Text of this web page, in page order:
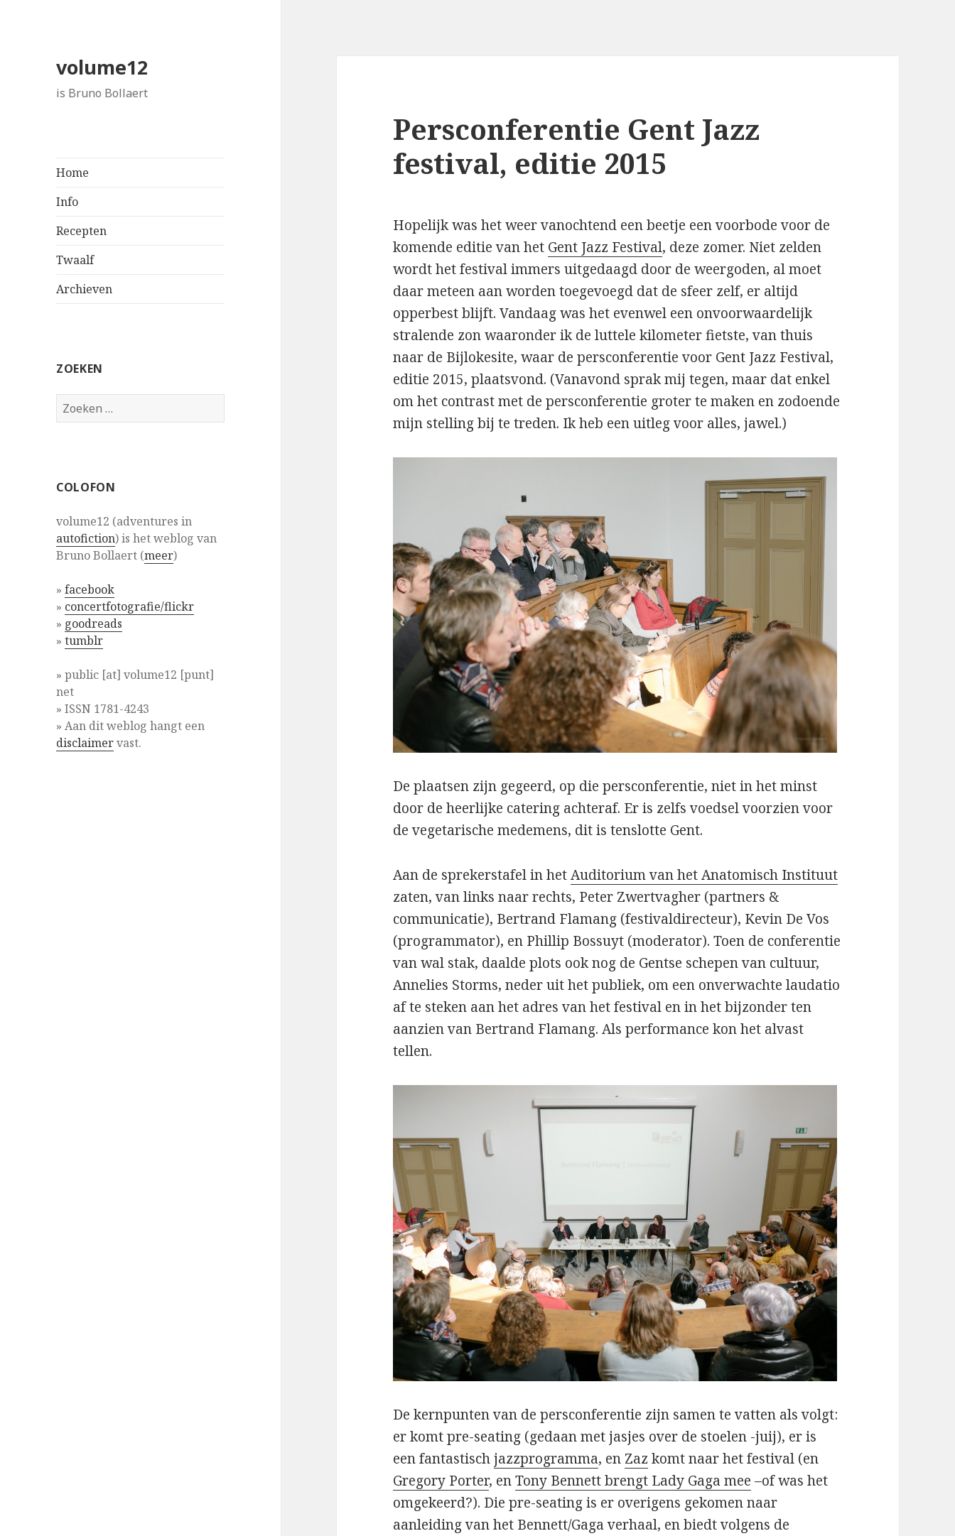
volume12
is Bruno Bollaert
Home
Info
Recepten
Twaalf
Archieven
ZOEKEN
Zoeken
naar:
COLOFON
volume12 (adventures in
autofiction) is het weblog van
Bruno Bollaert (meer)
»facebook
» concertfotografie/flickr
» goodreads
»tumblr
» public [at] volume12 [punt]
net
» ISSN 1781-4243
» Aan dit weblog hangt een
disclaimervast.
Persconferentie Gent Jazz
festival, editie 2015
Hopelijk was het weer vanochtend een beetje een voorbode voor de
komende editie van het Gent Jazz Festival, deze zomer. Niet zelden
wordt het festival immers uitgedaagd door de weergoden, al moet
daar meteen aan worden toegevoegd dat de sfeer zelf, er altijd
opperbest blijft. Vandaag was het evenwel een onvoorwaardelijk
stralende zon waaronder ik de luttele kilometer fietste, van thuis
naar de Bijlokesite, waar de persconferentie voor Gent Jazz Festival,
editie 2015, plaatsvond. (Vanavond sprak mij tegen, maar dat enkel
om het contrast met de persconferentie groter te maken en zodoende
mijn stelling bij te treden. Ik heb een uitleg voor alles, jawel.)
De plaatsen zijn gegeerd, op die persconferentie, niet in het minst
door de heerlijke catering achteraf. Er is zelfs voedsel voorzien voor
de vegetarische medemens, dit is tenslotte Gent.
Aan de sprekerstafel in hetAuditorium van het Anatomisch Instituut
zaten, van links naar rechts, Peter Zwertvagher (partners &
communicatie), Bertrand Flamang (festivaldirecteur), Kevin De Vos
(programmator), en Phillip Bossuyt (moderator). Toen de conferentie
van wal stak, daalde plots ook nog de Gentse schepen van cultuur,
Annelies Storms, neder uit het publiek, om een onverwachte laudatio
af te steken aan het adres van het festival en in het bijzonder ten
aanzien van Bertrand Flamang. Als performance kon het alvast
tellen.
De kernpunten van de persconferentie zijn samen te vatten als volgt:
er komt pre-seating (gedaan met jasjes over de stoelen -juij), er is
een fantastischjazzprogramma, en Zaz komt naar het festival (en
Gregory Porter, enTony Bennett brengt Lady Gaga mee –of was het
omgekeerd?). Die pre-seating is er overigens gekomen naar
aanleiding van het Bennett/Gaga verhaal, en biedt volgens de